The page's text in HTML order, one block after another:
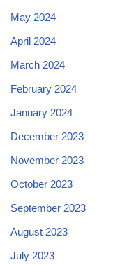
May 2024
April 2024
March 2024
February 2024
January 2024
December 2023
November 2023
October 2023
September 2023
August 2023
July 2023